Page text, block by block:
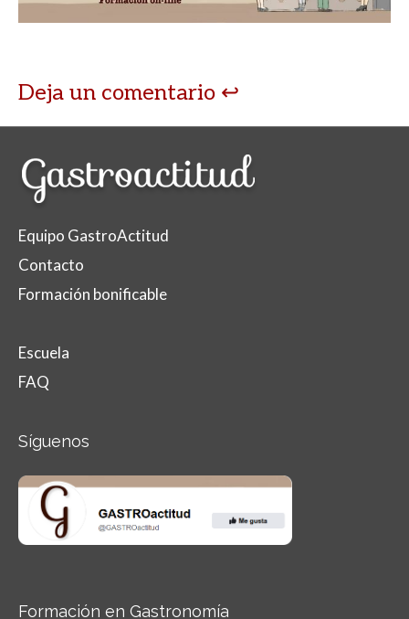
Deja un comentario
Equipo GastroActitud
Contacto
Formación bonificable
Escuela
FAQ
Síguenos
Formación en Gastronomía